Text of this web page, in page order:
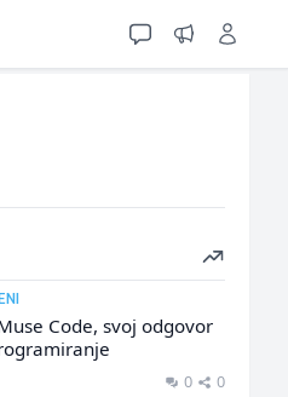
Code, svoj odgovor
0 0